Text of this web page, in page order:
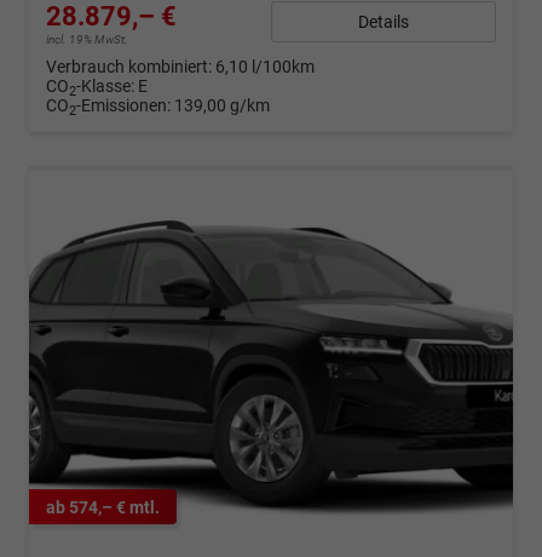
28.879,– €
incl. 19% MwSt.
Details
Verbrauch kombiniert: 6,10 l/100km
CO2-Klasse: E
CO2-Emissionen: 139,00 g/km
ab 574,– € mtl.